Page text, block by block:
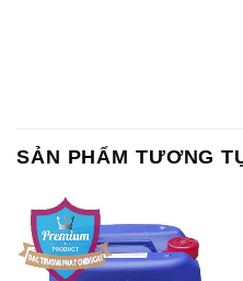
SẢN PHẨM TƯƠNG